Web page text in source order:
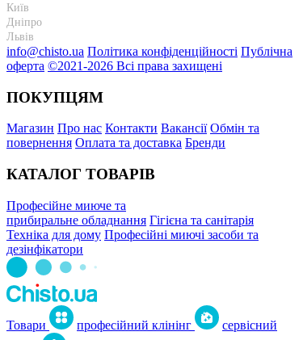
Київ
Дніпро
Львів
info@chisto.ua Політика конфіденційності Публічна
оферта ©2021-2026 Всі права захищені
ПОКУПЦЯМ
Магазин Про нас Контакти Вакансії Обмін та
повернення Оплата та доставка Бренди
КАТАЛОГ ТОВАРІВ
Професійне миюче та
прибиральне обладнання Гігієна та санітарія
Техніка для дому Професійні миючі засоби та
дезінфікатори
Товари професійний клінінг
сервісний